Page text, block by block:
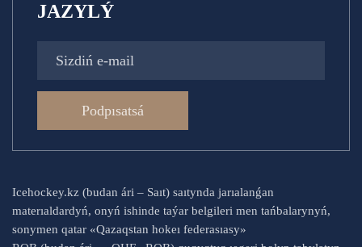
JAZYLÝ
Podpısatsá
Icehockey.kz (budan ári – Saıt) saıtynda jarıalanǵan
materıaldardyń, onyń ishinde taýar belgileri men tańbalarynyń,
sonymen qatar «Qazaqstan hokeı federasıasy»